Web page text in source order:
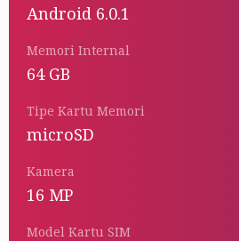
Android 6.0.1
Memori Internal
64 GB
Tipe Kartu Memori
microSD
Kamera
16 MP
Model Kartu SIM